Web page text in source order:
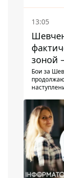
13:05
зоной
атаки
Бои за